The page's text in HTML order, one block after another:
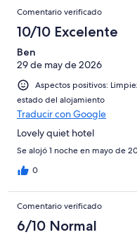
Comentario verificado
10/10 Excelente
Ben
29 de may de 2026
Aspectos positivos:
estado del alojamiento
Traducir con Google
Lovely quiet hotel
Se alojó 1 noche en mayo de
0
Comentario verificado
6/10 Normal